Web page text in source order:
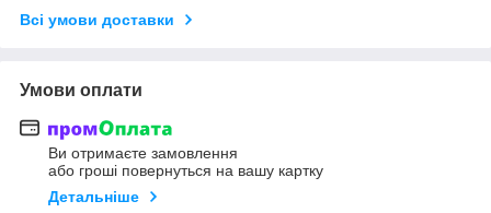
Всі умови доставки
Умови оплати
Ви отримаєте замовлення
або гроші повернуться на вашу картку
Детальніше